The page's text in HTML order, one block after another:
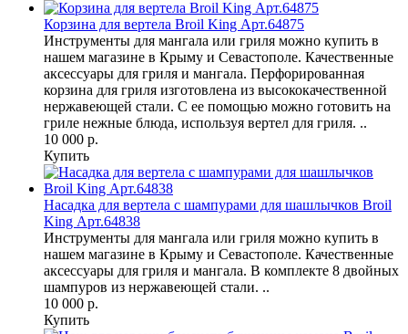
Корзина для вертела Broil King Арт.64875
Инструменты для мангала или гриля можно купить в
нашем магазине в Крыму и Севастополе. Качественные
аксессуары для гриля и мангала. Перфорированная
корзина для гриля изготовлена ​​из высококачественной
нержавеющей стали. С ее помощью можно готовить на
гриле нежные блюда, используя вертел для гриля. ..
10 000 р.
Купить
Насадка для вертела с шампурами для шашлычков Broil
King Арт.64838
Инструменты для мангала или гриля можно купить в
нашем магазине в Крыму и Севастополе. Качественные
аксессуары для гриля и мангала. В комплекте 8 двойных
шампуров из нержавеющей стали. ..
10 000 р.
Купить